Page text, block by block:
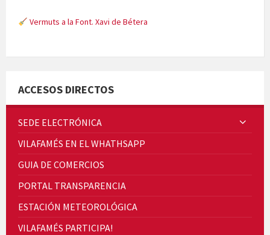
Vermuts a la Font. Xavi de Bétera
Quintà Culroja
ACCESOS DIRECTOS
SEDE ELECTRÓNICA
VILAFAMÉS EN EL WHATHSAPP
GUIA DE COMERCIOS
PORTAL TRANSPARENCIA
ESTACIÓN METEOROLÓGICA
VILAFAMÉS PARTICIPA!